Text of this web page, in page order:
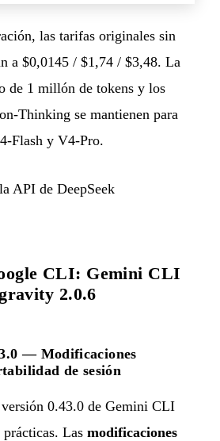
las tarifas originales sin
a $0,0145 / $1,74 / $3,48. La
de 1 millón de tokens y los
Thinking se mantienen para
Flash y V4-Pro.
API de DeepSeek
CLI: Gemini CLI
2.0.6
— Modificaciones
de sesión
0.43.0 de Gemini CLI
Las modificaciones